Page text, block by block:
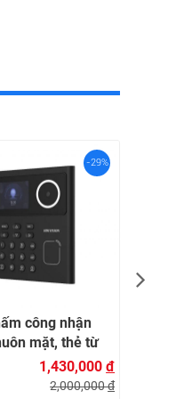
-29%
công nhận
mặt, thẻ từ
DS-1,430,000đ
2,000,000đ